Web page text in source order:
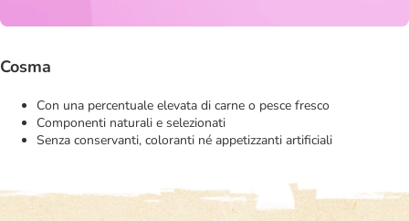
Cosma
Con una percentuale elevata di carne o pesce fresco
Componenti naturali e selezionati
Senza conservanti, coloranti né appetizzanti artificiali